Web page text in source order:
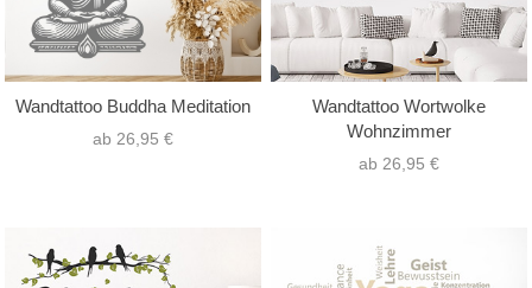
Wandtattoo Buddha Meditation
ab 26,95 €
Wandtattoo Wortwolke
Wohnzimmer
ab 26,95 €